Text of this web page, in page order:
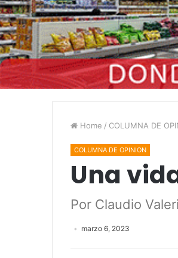
Home / COLUMNA DE
COLUMNA DE OPINION
Una
Por Claudio
marzo 6, 2023